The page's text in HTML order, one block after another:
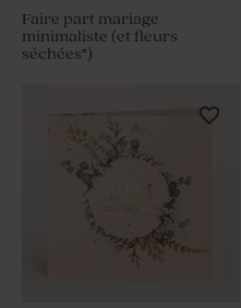
Faire part mariage
minimaliste (et fleurs
séchées*)